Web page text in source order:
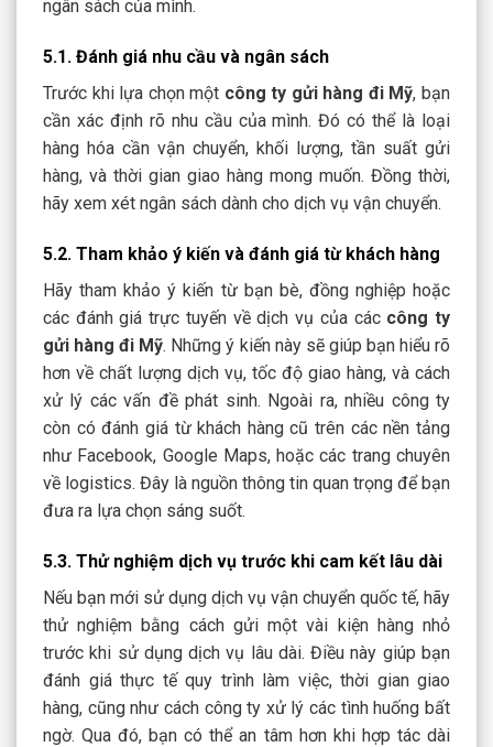
ngân sách của mình.
5.1. Đánh giá nhu cầu và ngân sách
Trước khi lựa chọn một công ty gửi hàng đi Mỹ, bạn
cần xác định rõ nhu cầu của mình. Đó có thể là loại
hàng hóa cần vận chuyển, khối lượng, tần suất gửi
hàng, và thời gian giao hàng mong muốn. Đồng thời,
hãy xem xét ngân sách dành cho dịch vụ vận chuyển.
5.2. Tham khảo ý kiến và đánh giá từ khách hàng
Hãy tham khảo ý kiến từ bạn bè, đồng nghiệp hoặc
các đánh giá trực tuyến về dịch vụ của các công ty
gửi hàng đi Mỹ. Những ý kiến này sẽ giúp bạn hiểu rõ
hơn về chất lượng dịch vụ, tốc độ giao hàng, và cách
xử lý các vấn đề phát sinh. Ngoài ra, nhiều công ty
còn có đánh giá từ khách hàng cũ trên các nền tảng
như Facebook, Google Maps, hoặc các trang chuyên
về logistics. Đây là nguồn thông tin quan trọng để bạn
đưa ra lựa chọn sáng suốt.
5.3. Thử nghiệm dịch vụ trước khi cam kết lâu dài
Nếu bạn mới sử dụng dịch vụ vận chuyển quốc tế, hãy
thử nghiệm bằng cách gửi một vài kiện hàng nhỏ
trước khi sử dụng dịch vụ lâu dài. Điều này giúp bạn
đánh giá thực tế quy trình làm việc, thời gian giao
hàng, cũng như cách công ty xử lý các tình huống bất
ngờ. Qua đó, bạn có thể an tâm hơn khi hợp tác dài